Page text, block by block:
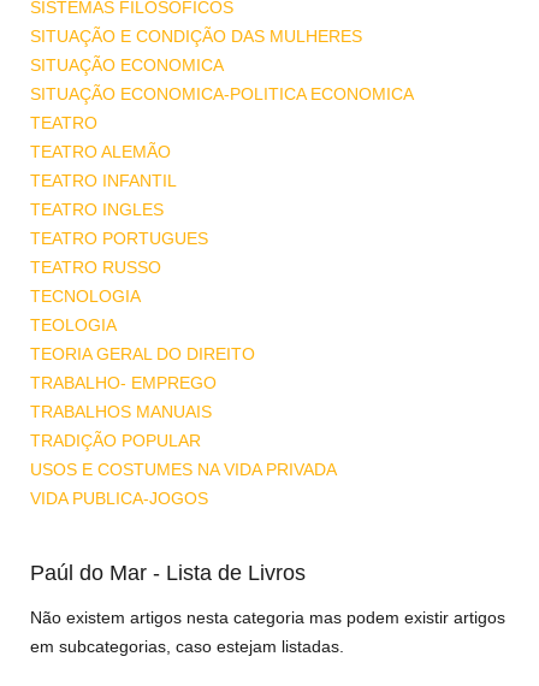
SISTEMAS FILOSOFICOS
SITUAÇÃO E CONDIÇÃO DAS MULHERES
SITUAÇÃO ECONOMICA
SITUAÇÃO ECONOMICA-POLITICA ECONOMICA
TEATRO
TEATRO ALEMÃO
TEATRO INFANTIL
TEATRO INGLES
TEATRO PORTUGUES
TEATRO RUSSO
TECNOLOGIA
TEOLOGIA
TEORIA GERAL DO DIREITO
TRABALHO- EMPREGO
TRABALHOS MANUAIS
TRADIÇÃO POPULAR
USOS E COSTUMES NA VIDA PRIVADA
VIDA PUBLICA-JOGOS
Paúl do Mar - Lista de Livros
Não existem artigos nesta categoria mas podem existir artigos
em subcategorias, caso estejam listadas.